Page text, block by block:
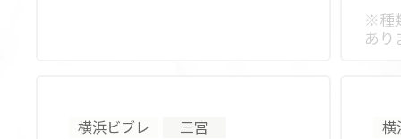
※種
あり
横浜ビブレ
三宮
横